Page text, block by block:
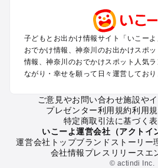
小田原・熱海・湯河原・真鶴のプール
町田・相模原・愛川・上野原のプール
新横浜・港北エリア・日吉・青葉台・
川崎のプールお出かけ
海老名・厚木のプールお出かけ
箱根（湯本・強羅・小涌谷・仙石原・
秦野・南足柄・丹沢のプールお出かけ
戸塚・港南・旭・瀬谷・泉（横浜）
子どもとお出かけ情報サイト「いこー
おでかけ情報、神奈川のお出かけスポ
情報、神奈川のおでかけスポット人気
ながり・幸せを願って日々運営しており
ご意見やお問い合わせ施設や
プレゼンター利用規約利用
特定商取引法に基づく
いこーよ運営会社（アクトイ
運営会社トップブランドストーリー
会社情報プレスリリース エ
© actindi Inc.